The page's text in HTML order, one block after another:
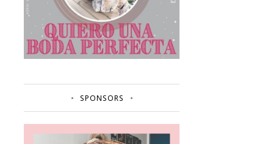
SPONSORS